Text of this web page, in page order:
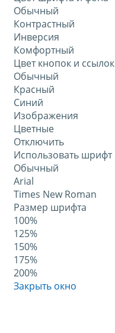
Обычный
Контрастный
Инверсия
Комфортный
Цвет кнопок и ссылок
Обычный
Красный
Синий
Изображения
Цветные
Отключить
Использовать шрифт
Обычный
Arial
Times New Roman
Размер шрифта
100%
125%
150%
175%
200%
Закрыть окно